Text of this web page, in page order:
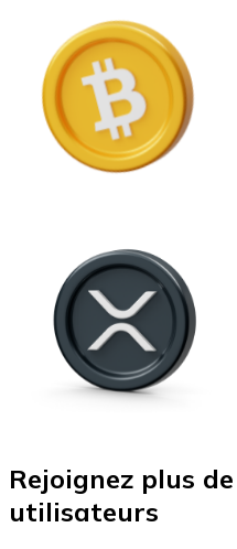
Rejoignez plus
utilisateurs